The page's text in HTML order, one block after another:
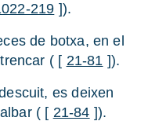
219 ]).
de botxa, en el
( [ 21-81 ]).
es deixen
( [ 21-84 ]).